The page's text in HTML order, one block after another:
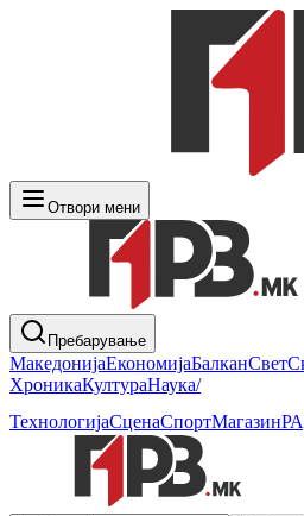
Отвори мени
Пребарување
МакедонијаЕкономијаБалканСвет
ХроникаКултураНаука/
ТехнологијаСценаСпортМагазин